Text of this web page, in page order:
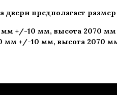
двери предполагает
+/-10 мм, высота 2070
мм +/-10 мм, высота 2070